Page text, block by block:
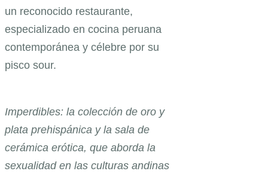
un reconocido restaurante,
especializado en cocina peruana
contemporánea y célebre por su
pisco sour.
Imperdibles: la colección de oro y
plata prehispánica y la sala de
cerámica erótica, que aborda la
sexualidad en las culturas andinas